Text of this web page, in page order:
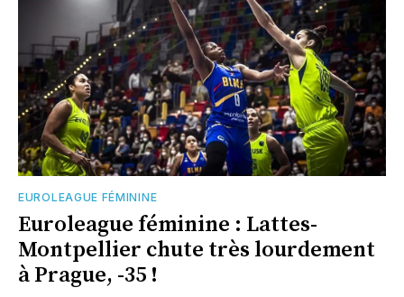
EUROLEAGUE FÉMININE
Euroleague féminine : Lattes-
Montpellier chute très lourdement
à Prague, -35 !